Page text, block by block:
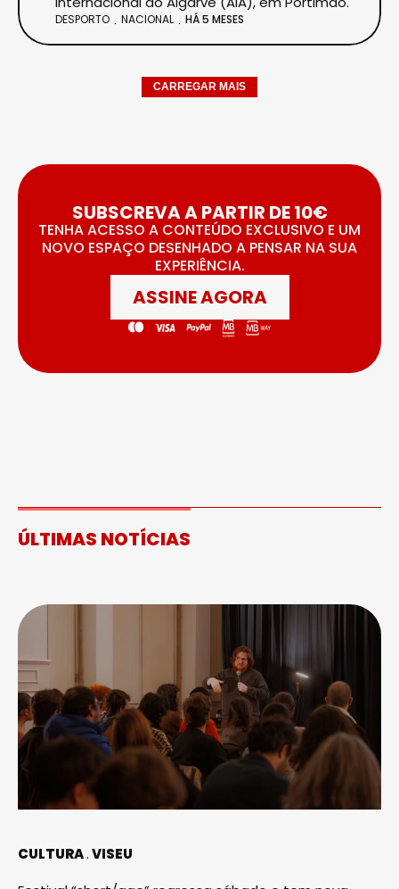
DESPORTO NACIONAL HÁ 5 MESES
CARREGAR MAIS
SUBSCREVA A PARTIR DE 10€
TENHA ACESSO A CONTEÚDO EXCLUSIVO E UM
NOVO ESPAÇO DESENHADO A PENSAR NA SUA
EXPERIÊNCIA.
ASSINE AGORA
ÚLTIMAS NOTÍCIAS
CULTURA VISEU